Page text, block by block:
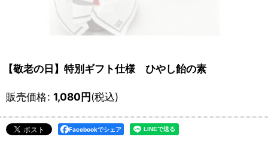
【敬老の日】特別ギフト仕様 ひやし飴の素
販売価格: 1,080円(税込)
Facebookでシェア